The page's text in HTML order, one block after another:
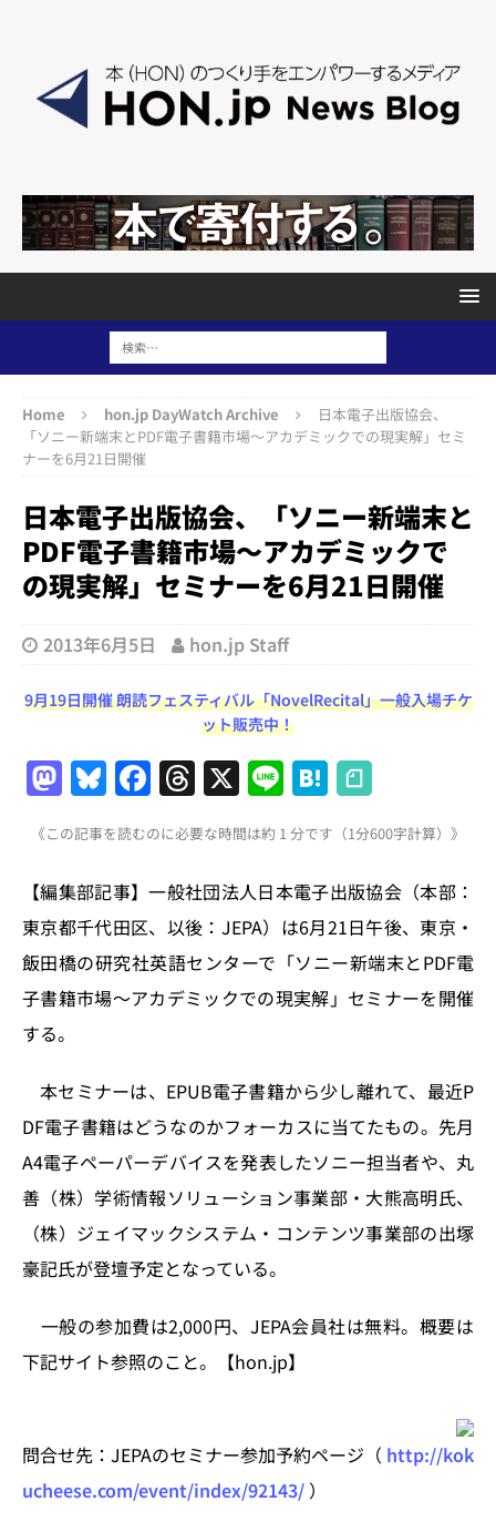
Home hon.jp DayWatch Archive
日本電子出版協会、
「ソニー新端末とPDF電子書籍市場〜アカデミックでの現実解」セミ
ナーを6月21日開催
日本電子出版協会、「ソニー新端末と
PDF電子書籍市場〜アカデミックで
の現実解」セミナーを6月21日開催
2013年6月5日 hon.jp Staff
9月19日開催 朗読フェスティバル「NovelRecital」一般入場チケ
ット販売中！
M
a
st
o
d
o
n
Bl
u
e
s
k
y
F
a
c
e
b
o
o
T
h
re
a
d
s
X Li
n
e
H
at
e
n
a
《この記事を読むのに必要な時間は約 1 分です（1分600字計算）》
【編集部記事】一般社団法人日本電子出版協会（本部：
東京都千代田区、以後：JEPA）は6月21日午後、東京・
飯田橋の研究社英語センターで「ソニー新端末とPDF電
子書籍市場〜アカデミックでの現実解」セミナーを開催
する。
本セミナーは、EPUB電子書籍から少し離れて、最近P
DF電子書籍はどうなのかフォーカスに当てたもの。先月
A4電子ペーパーデバイスを発表したソニー担当者や、丸
善（株）学術情報ソリューション事業部・大熊高明氏、
（株）ジェイマックシステム・コンテンツ事業部の出塚
豪記氏が登壇予定となっている。
一般の参加費は2,000円、JEPA会員社は無料。概要は
下記サイト参照のこと。【hon.jp】
問合せ先：JEPAのセミナー参加予約ページ（ http://kok
ucheese.com/event/index/92143/ ）